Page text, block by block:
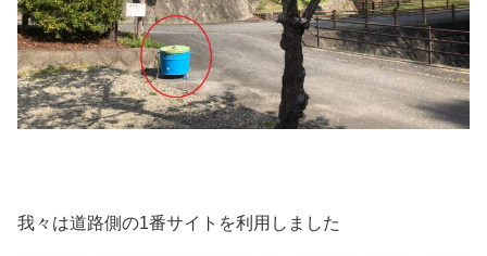
我々は道路側の1番サイトを利用しました